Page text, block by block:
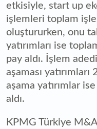
etkisiyle, start up
işlemleri toplam
oluştururken, onu
yatırımları ise
pay aldı. İşlem
aşaması
aşama yatırımlar
aldı.
KPMG Türkiye